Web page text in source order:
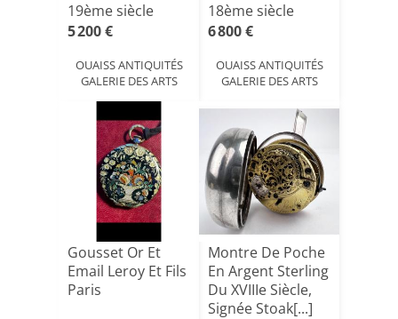
19ème siècle
5 200 €
OUAISS ANTIQUITÉS
GALERIE DES ARTS
18ème siècle
6 800 €
OUAISS ANTIQUITÉS
GALERIE DES ARTS
Gousset Or Et
Email Leroy Et Fils
Paris
Montre De Poche
En Argent Sterling
Du XVIIIe Siècle,
Signée Stoak[...]